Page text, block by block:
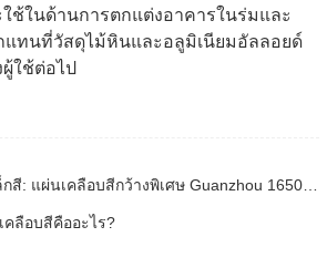
ในด้านการตกแต่งอาคารในร่มและ
แทนที่วัสดุไม้หินและอลูมิเนียมอัลลอยด์
ใช้ต่อไป
คลือบสีคืออะไร?